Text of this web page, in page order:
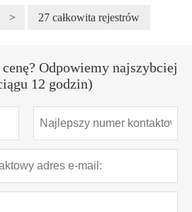
> 27 całkowita rejestrów
Odpowiemy najszybciej
12 godzin)